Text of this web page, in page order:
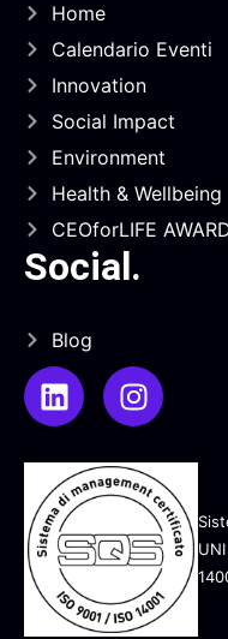
Home
Calendario Eventi
Innovation
Social Impact
Environment
Health & Wellbeing
CEOforLIFE
Social.
Blog